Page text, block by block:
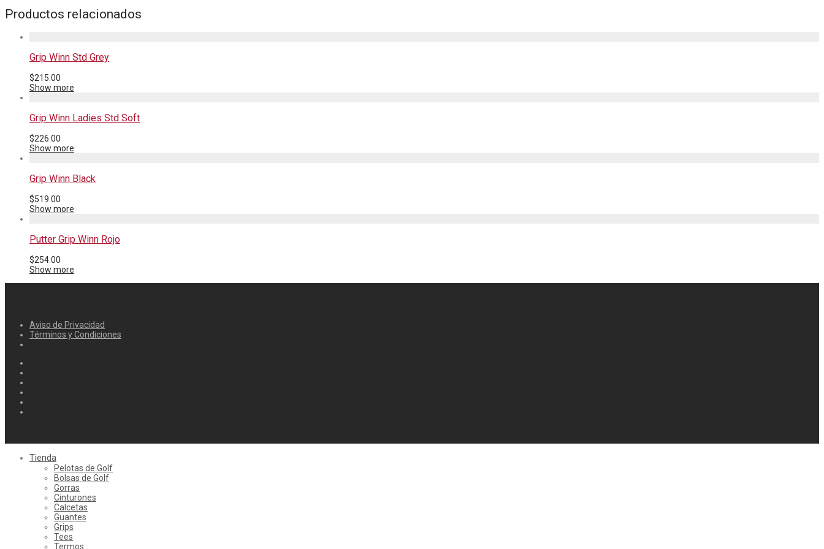
Productos relacionados
Grip Winn Std Grey
$215.00
Show more
Grip Winn Ladies Std Soft
$226.00
Show more
Grip Winn Black
$519.00
Show more
Putter Grip Winn Rojo
$254.00
Show more
Aviso de Privacidad
Términos y Condiciones
Tienda
Pelotas de Golf
Bolsas de Golf
Gorras
Cinturones
Calcetas
Guantes
Grips
Tees
Termos